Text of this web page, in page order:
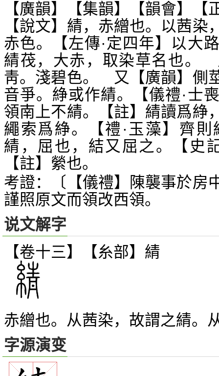
【廣韻】【集韻】【韻會】【
【說文】綪，赤繒也。以茜
赤色。【左傳·定四年】以大
綪茷，大赤，取染草名也。
靑。淺碧色。 又【廣韻】側
音爭。 䋫或作綪。【儀禮·士
領南上不綪。【註】綪讀爲䋫
繩索爲䋫。【禮·玉藻】齊
綪，屈也，結又屈之。【史
【註】縈也。
考證：〔【儀禮】陳襲事於
謹照原文而領改西領。
说文解字
【卷十三】【糸部】 綪
赤繒也。从茜染，故謂之綪。
字源演变